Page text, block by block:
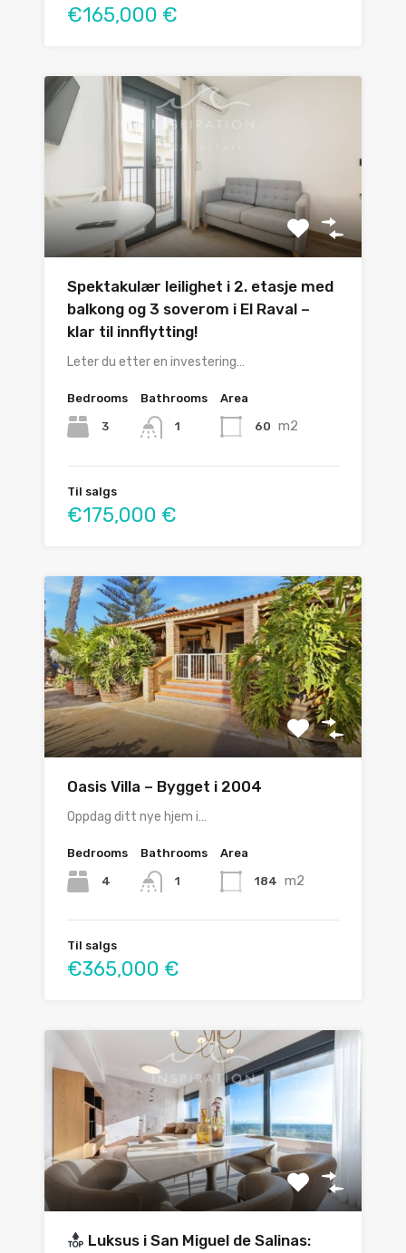
€165,000 €
Spektakulær leilighet i 2. etasje med
balkong og 3 soverom i El Raval –
klar til innflytting!
Leter du etter en investering…
Bedrooms
3
Bathrooms
1
Area
60 m2
Til salgs
€175,000 €
Oasis Villa – Bygget i 2004
Oppdag ditt nye hjem i…
Bedrooms
4
Bathrooms
1
Area
184 m2
Til salgs
€365,000 €
Luksus i San Miguel de Salinas: